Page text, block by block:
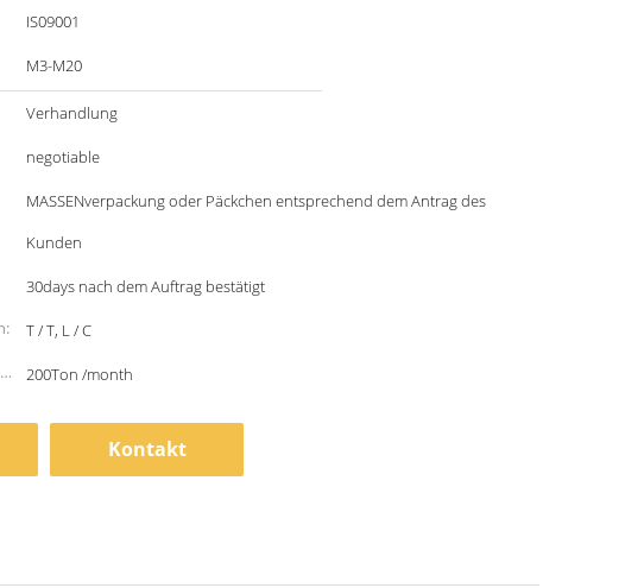
IS09001
M3-M20
Verhandlung
negotiable
MASSENverpackung oder Päckchen entsprechend dem Antrag des
Kunden
30days nach dem Auftrag bestätigt
T / T, L / C
200Ton /month
Kontakt